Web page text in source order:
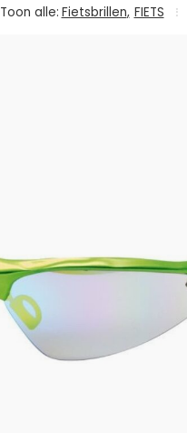
Toon alle: Fietsbrillen, FIETS